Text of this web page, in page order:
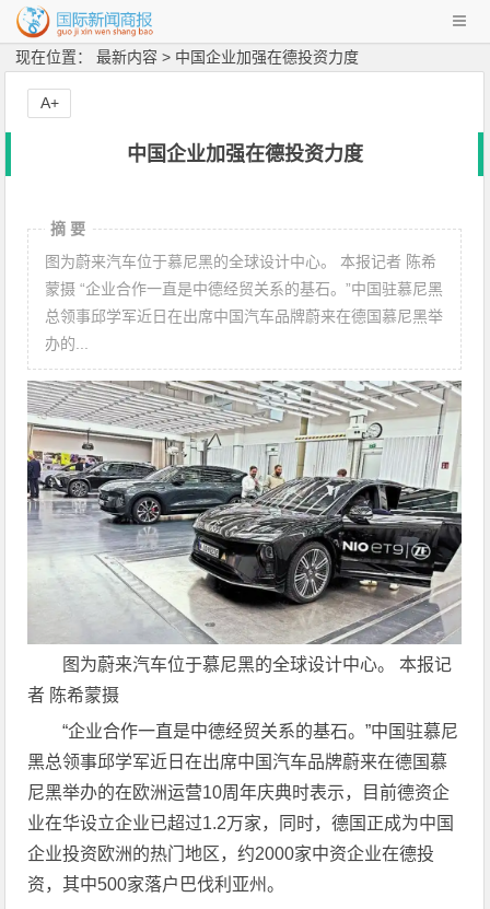
现在位置： 最新内容 > 中国企业加强在德投资力度
中国企业加强在德投资力度
摘 要
图为蔚来汽车位于慕尼黑的全球设计中心。 本报记者 陈希
蒙摄 “企业合作一直是中德经贸关系的基石。”中国驻慕尼黑
总领事邱学军近日在出席中国汽车品牌蔚来在德国慕尼黑举
办的...
图为蔚来汽车位于慕尼黑的全球设计中心。 本报记
者 陈希蒙摄
“企业合作一直是中德经贸关系的基石。”中国驻慕尼
黑总领事邱学军近日在出席中国汽车品牌蔚来在德国慕
尼黑举办的在欧洲运营10周年庆典时表示，目前德资企
业在华设立企业已超过1.2万家，同时，德国正成为中国
企业投资欧洲的热门地区，约2000家中资企业在德投
资，其中500家落户巴伐利亚州。
A+